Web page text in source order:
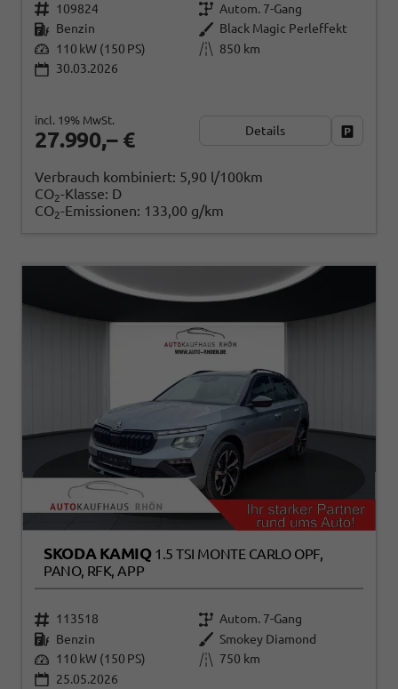
109824
Autom. 7-Gang
Benzin
Black Magic Perleffekt
110 kW (150 PS)
850 km
30.03.2026
27.990,– €
incl. 19% MwSt.
Details
Verbrauch kombiniert: 5,90 l/100km
CO2-Klasse: D
CO2-Emissionen: 133,00 g/km
SKODA KAMIQ 1.5 TSI MONTE CARLO OPF,
PANO, RFK, APP
113518
Autom. 7-Gang
Benzin
Smokey Diamond
110 kW (150 PS)
750 km
25.05.2026